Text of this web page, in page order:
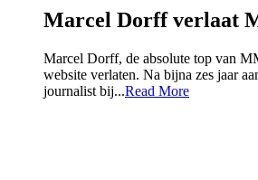
Marcel Dorff verlaat
Marcel Dorff, de absolute top van
website verlaten. Na bijna zes jaar
journalist bij...Read More